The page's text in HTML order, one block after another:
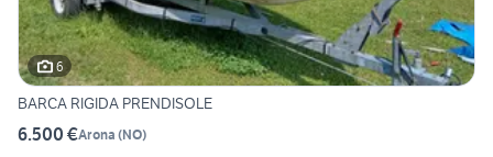
6
BARCA RIGIDA PRENDISOLE
6.500 €Arona (NO)